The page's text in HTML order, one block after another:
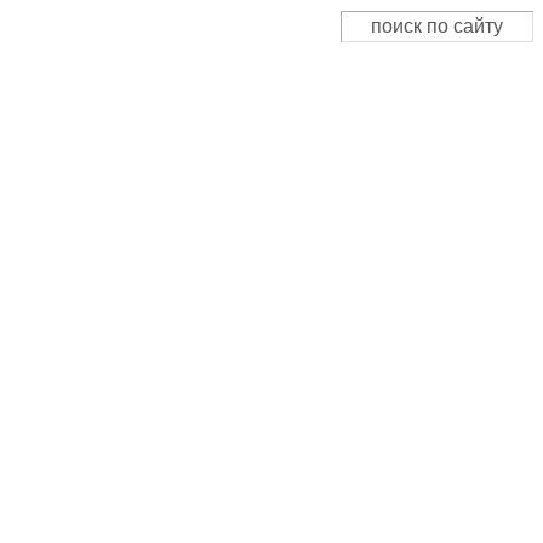
Форма поиска
Поиск